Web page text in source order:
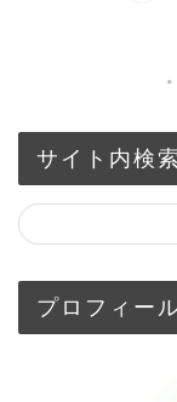
サイト内検索
プロフィー